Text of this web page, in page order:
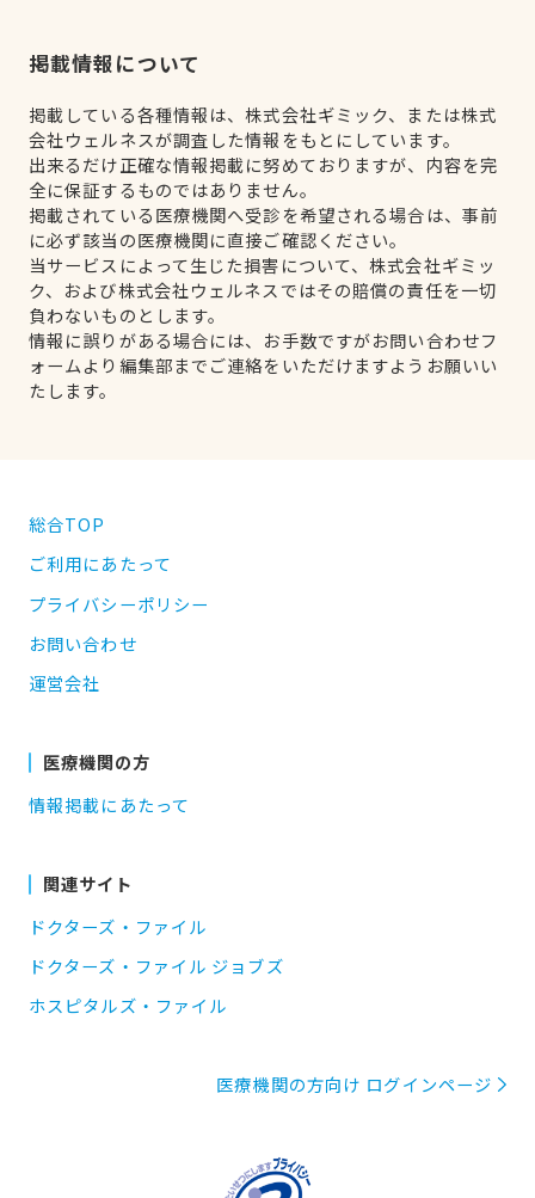
掲載情報について
掲載している各種情報は、株式会社ギミック、または株式
会社ウェルネスが調査した情報をもとにしています。
出来るだけ正確な情報掲載に努めておりますが、内容を完
全に保証するものではありません。
掲載されている医療機関へ受診を希望される場合は、事前
に必ず該当の医療機関に直接ご確認ください。
当サービスによって生じた損害について、株式会社ギミッ
ク、および株式会社ウェルネスではその賠償の責任を一切
負わないものとします。
情報に誤りがある場合には、お手数ですがお問い合わせフ
ォームより編集部までご連絡をいただけますようお願いい
たします。
総合TOP
ご利用にあたって
プライバシーポリシー
お問い合わせ
運営会社
医療機関の方
情報掲載にあたって
関連サイト
ドクターズ・ファイル
ドクターズ・ファイル ジョブズ
ホスピタルズ・ファイル
医療機関の方向け ログインページ